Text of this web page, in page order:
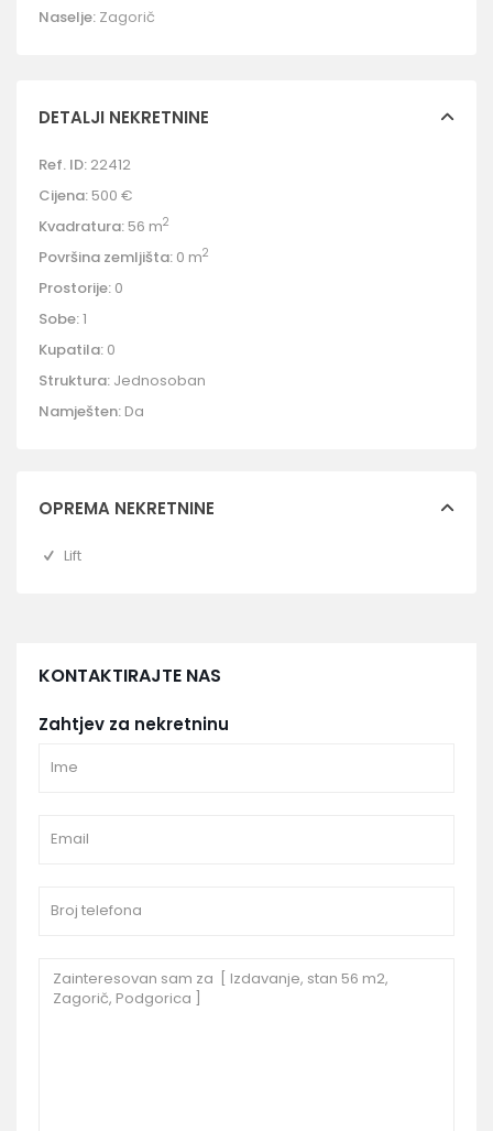
Naselje: Zagorič
DETALJI NEKRETNINE
Ref. ID: 22412
Cijena: 500 €
Kvadratura: 56 m2
Površina zemljišta: 0 m2
Prostorije: 0
Sobe:1
Kupatila: 0
Struktura: Jednosoban
Namješten: Da
OPREMA NEKRETNINE
Lift
KONTAKTIRAJTE NAS
Zahtjev za nekretninu